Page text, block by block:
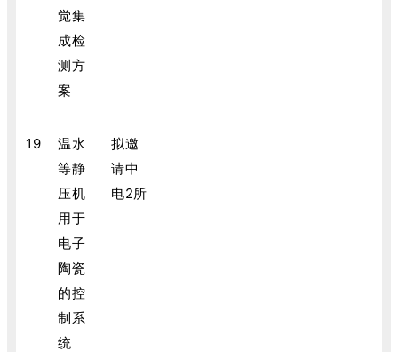
觉集
成检
测方
案
19
温水
等静
压机
用于
电子
陶瓷
的控
制系
统
拟邀
请中
电2所